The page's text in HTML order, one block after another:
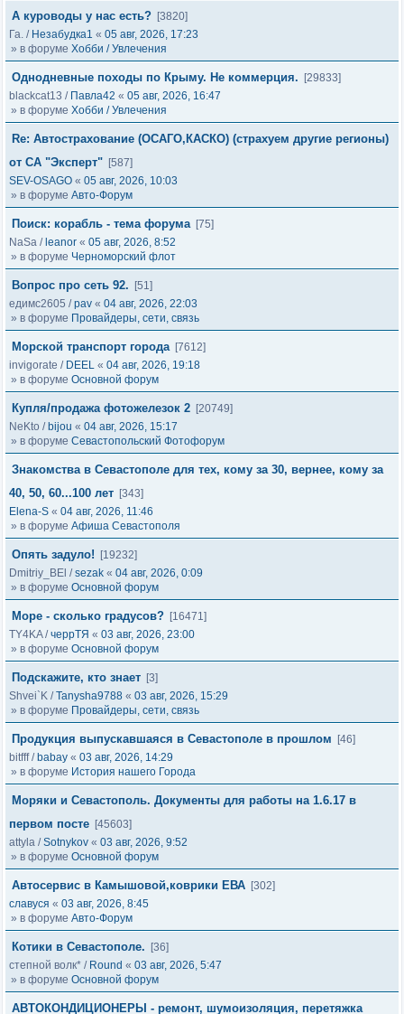
А куроводы у нас есть? [3820]
Га. / Незабудка1 « 05 авг, 2026, 17:23
» в форуме Хобби / Увлечения
Однодневные походы по Крыму. Не коммерция.
[29833]
blackcat13 / Павла42 « 05 авг, 2026, 16:47
» в форуме Хобби / Увлечения
Re: Автострахование (ОСАГО,КАСКО) (страхуем другие регионы)
от СА "Эксперт" [587]
SEV-OSAGO « 05 авг, 2026, 10:03
» в форуме Авто-Форум
Поиск: корабль - тема форума [75]
NaSa / leanor « 05 авг, 2026, 8:52
» в форуме Черноморский флот
Вопрос про сеть 92.
[51]
едимс2605 /pav « 04 авг, 2026, 22:03
» в форуме Провайдеры, сети, связь
Морской транспорт города [7612]
invigorate / DEEL « 04 авг, 2026, 19:18
» в форуме Основной форум
Купля/продажа фотожелезок 2 [20749]
NeKto / bijou « 04 авг, 2026, 15:17
» в форуме Севастопольский Фотофорум
Знакомства в Севастополе для тех, кому за 30, вернее, кому за
40, 50, 60...100 лет [343]
Elena-S « 04 авг, 2026, 11:46
» в форуме Афиша Севастополя
Опять задуло!
[19232]
Dmitriy_BEl /sezak « 04 авг, 2026, 0:09
» в форуме Основной форум
Море - сколько градусов? [16471]
TY4KA/черрТЯ « 03 авг, 2026, 23:00
» в форуме Основной форум
Подскажите, кто знает [3]
Shvei`K /Tanysha9788 « 03 авг, 2026, 15:29
» в форуме Провайдеры, сети, связь
Продукция выпускавшаяся в Севастополе в прошлом
[46]
bitfff/ babay « 03 авг, 2026, 14:29
» в форуме История нашего Города
Моряки и Севастополь. Документы для работы на 1.6.17 в
первом посте [45603]
attyla /Sotnykov « 03 авг, 2026, 9:52
» в форуме Основной форум
Автосервис в Камышовой,коврики ЕВА [302]
славуся « 03 авг, 2026, 8:45
» в форуме Авто-Форум
Котики в Севастополе.
[36]
степной волк* / Round « 03 авг, 2026, 5:47
» в форуме Основной форум
АВТОКОНДИЦИОНЕРЫ - ремонт, шумоизоляция, перетяжка